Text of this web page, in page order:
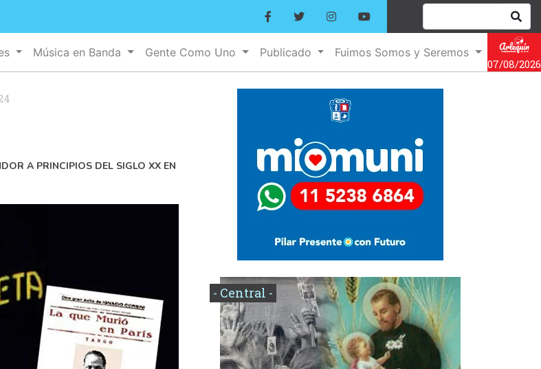
Música en Banda Gente Como Uno Publicado
Fuimos Somos y Seremos
07/08/2026
A PRINCIPIOS DEL SIGLO XX EN
- Central -